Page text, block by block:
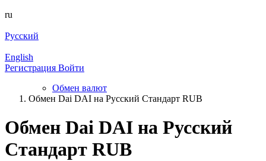
ru
Русский
English
Регистрация Войти
Обмен валют
Обмен Dai DAI на Русский Стандарт RUB
Обмен Dai DAI на Русский
Стандарт RUB